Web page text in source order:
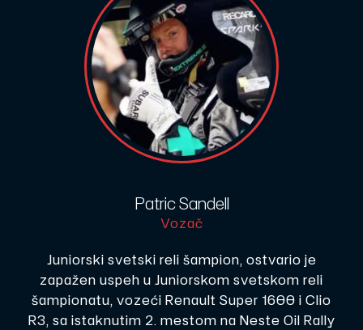
Patric Sandell
Vozač
Juniorski svetski reli šampion, ostvario je
zapažen uspeh u Juniorskom svetskom reli
šampionatu, vozeći Renault Super 1600 i Clio
R3, sa istaknutim 2. mestom na Neste Oil Rally